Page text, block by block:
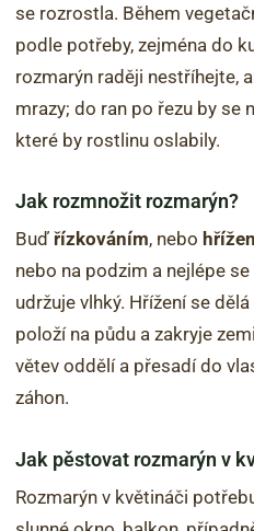
se rozrostla. Během
podle potřeby, zejména do
rozmarýn raději nestříhejte,
mrazy; do ran po řezu by se
které by rostlinu oslabily.
Jak rozmnožit rozmarýn?
Buď řízkováním, nebo
nebo na podzim a nejlépe
udržuje vlhký. Hřížení se
položí na půdu a zakryje
větev oddělí a přesadí do
záhon.
Jak pěstovat rozmarýn v
Rozmarýn v květináči